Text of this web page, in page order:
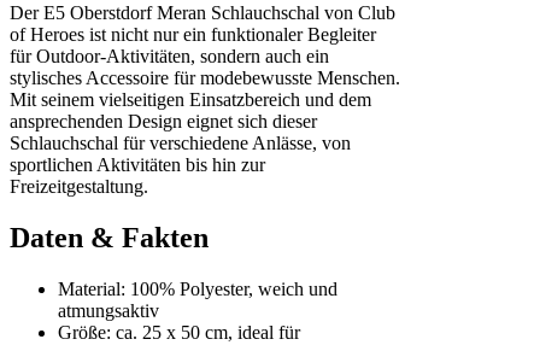
Der E5 Oberstdorf Meran Schlauchschal von Club
of Heroes ist nicht nur ein funktionaler Begleiter
für Outdoor-Aktivitäten, sondern auch ein
stylisches Accessoire für modebewusste Menschen.
Mit seinem vielseitigen Einsatzbereich und dem
ansprechenden Design eignet sich dieser
Schlauchschal für verschiedene Anlässe, von
sportlichen Aktivitäten bis hin zur
Freizeitgestaltung.
Daten & Fakten
Material: 100% Polyester, weich und
atmungsaktiv
Größe: ca. 25 x 50 cm, ideal für